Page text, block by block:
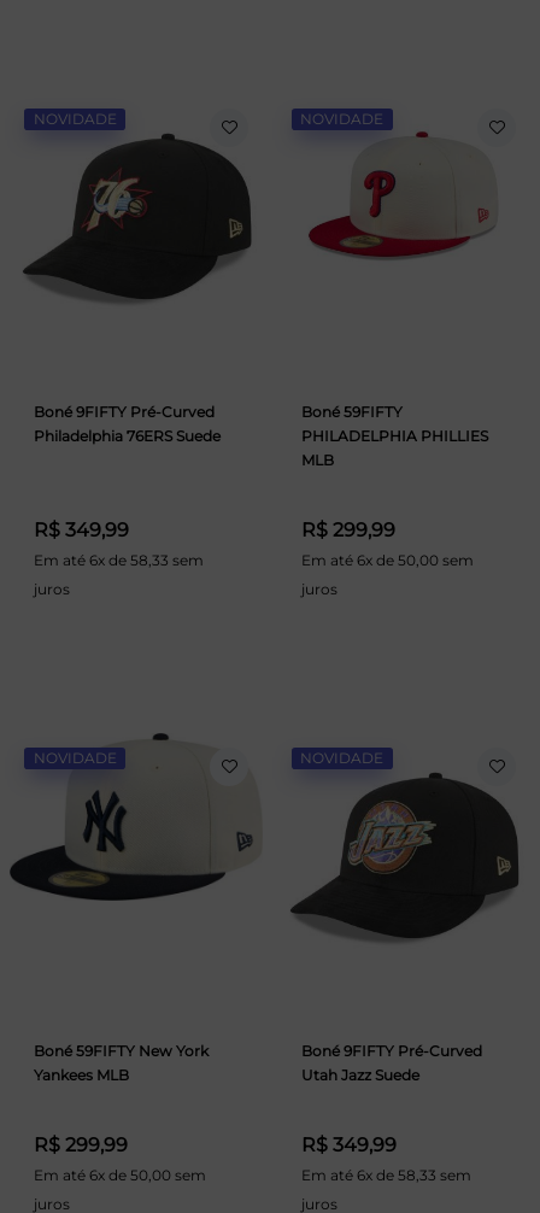
NOVIDADE
Boné 9FIFTY Pré-Curved
Philadelphia 76ERS Suede
R$ 349,99
Em até 6x de 58,33 sem
juros
NOVIDADE
Boné 59FIFTY
PHILADELPHIA PHILLIES
MLB
R$ 299,99
Em até 6x de 50,00 sem
juros
NOVIDADE
Boné 59FIFTY New York
Yankees MLB
R$ 299,99
Em até 6x de 50,00 sem
juros
NOVIDADE
Boné 9FIFTY Pré-Curved
Utah Jazz Suede
R$ 349,99
Em até 6x de 58,33 sem
juros